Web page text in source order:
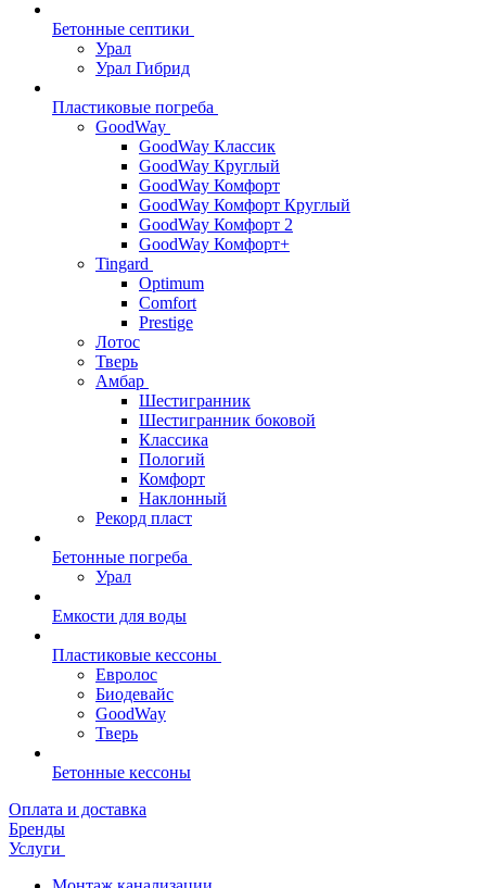
Бетонные септики
Урал
Урал Гибрид
Пластиковые погреба
GoodWay
GoodWay Классик
GoodWay Круглый
GoodWay Комфорт
GoodWay Комфорт Круглый
GoodWay Комфорт 2
GoodWay Комфорт+
Tingard
Optimum
Comfort
Prestige
Лотос
Тверь
Амбар
Шестигранник
Шестигранник боковой
Классика
Пологий
Комфорт
Наклонный
Рекорд пласт
Бетонные погреба
Урал
Емкости для воды
Пластиковые кессоны
Евролос
Биодевайс
GoodWay
Тверь
Бетонные кессоны
Оплата и доставка
Бренды
Услуги